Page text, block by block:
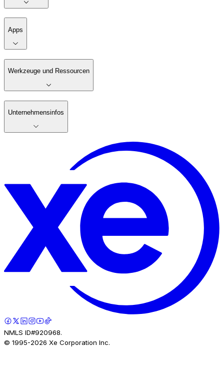
Apps
Werkzeuge und Ressourcen
Unternehmensinfos
NMLS ID#920968.
© 1995-2026 Xe Corporation Inc.